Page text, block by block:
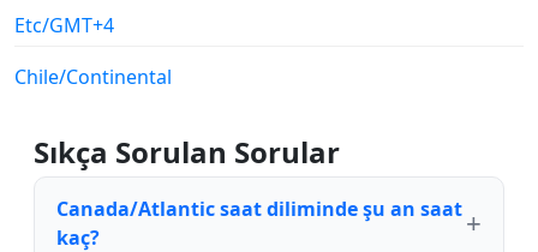
Etc/GMT+4
Chile/Continental
Sıkça Sorulan Sorular
Canada/Atlantic saat diliminde şu an saat
kaç?